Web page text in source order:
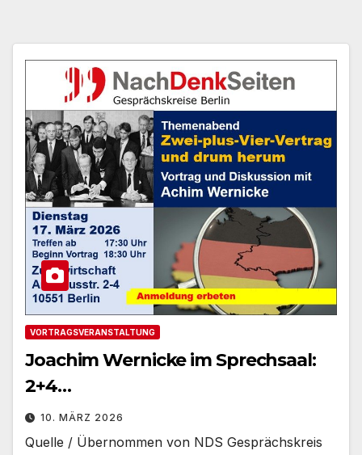
VORTRAGSVERANSTALTUNG
Joachim Wernicke im Sprechsaal:
2+4…
10. MÄRZ 2026
Quelle / Übernommen von NDS Gesprächskreis